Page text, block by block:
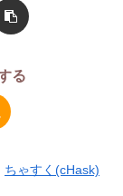
る
ちゃすく(cHask)